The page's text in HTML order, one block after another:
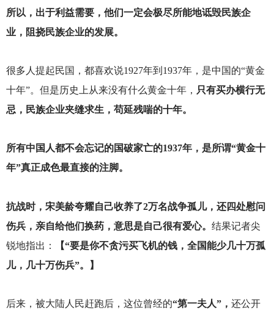
所以，出于利益需要，他们一定会极尽所能地诋毁民族企
业，阻挠民族企业的发展。
很多人提起民国，都喜欢说1927年到1937年，是中国的“黄金
十年”。但是历史上从来没有什么黄金十年， 只有买办横行无
忌，民族企业夹缝求生，苟延残喘的十年。
所有中国人都不会忘记的国破家亡的1937年，是所谓“黄金十
年”真正成色最直接的注脚。
抗战时，宋美龄夸耀自己收养了2万名战争孤儿，还四处慰问
伤兵，亲自给他们换药，意思是自己很有爱心。 结果记者尖
锐地指出：
【“要是你不贪污买飞机的钱，全国能少几十万孤
儿，几十万伤兵”。】
后来，被大陆人民赶跑后，这位曾经的“第一夫人”， 还公开